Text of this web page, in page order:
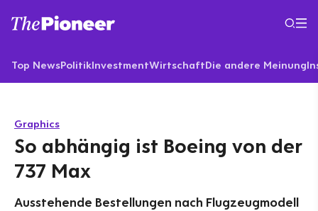
Top NewsPolitikInvestmentWirtschaftDie andere Meinung
Graphics
So abhängig ist Boeing von der
737 Max
Ausstehende Bestellungen nach Flugzeugmodell